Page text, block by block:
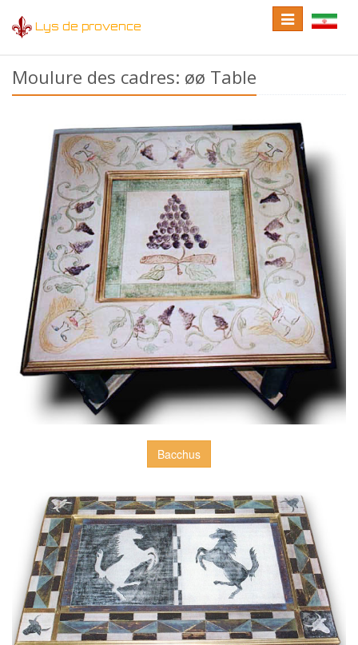
Lys de provence
Toggle
Toggle
navigation
Moulure des cadres: øø Table
Bacchus